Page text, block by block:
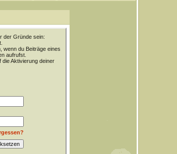
der Gründe sein:
wenn du Beiträge eines
aufrufst.
Aktivierung deiner